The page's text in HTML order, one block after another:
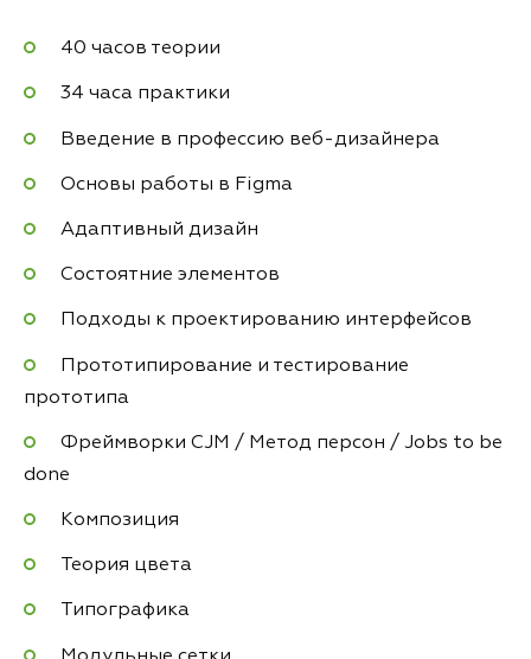
40 часов теории
34 часа практики
Введение в профессию веб-дизайнера
Основы работы в Figma
Адаптивный дизайн
Состоятние элементов
Подходы к проектированию интерфейсов
Прототипирование и тестирование
прототипа
Фреймворки CJM / Метод персон / Jobs to be
done
Композиция
Теория цвета
Типографика